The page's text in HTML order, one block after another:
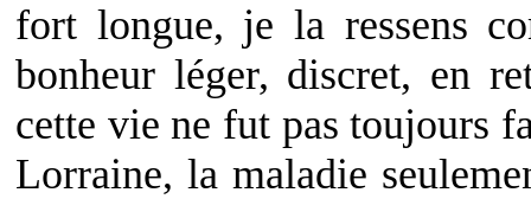
fort longue, je la ressens
bonheur léger, discret, en
cette vie ne fut pas toujours
Lorraine, la maladie